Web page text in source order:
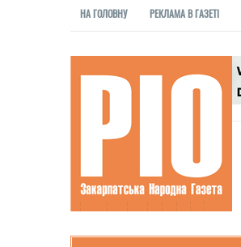
НА ГОЛОВНУ РЕКЛАМА В ГАЗЕТІ